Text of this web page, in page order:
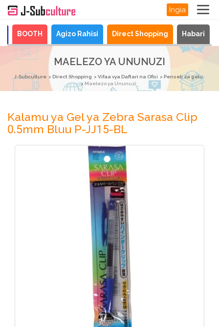
Ingia
BOOTH Agizo Rahisi Direct Shopping Habari
MAELEZO YA UNUNUZI
J-Subculture Direct Shopping Vifaa vya Daftari na Ofisi
Penseli za gelu
Maelezo ya Ununuzi
Kalamu ya Gel ya Zebra Sarasa Clip
0.5mm Bluu P-JJ15-BL